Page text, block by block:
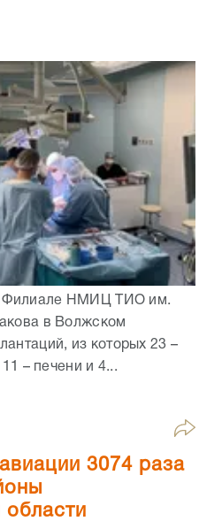
Филиале НМИЦ ТИО им.
в Волжском
из которых 23 –
– печени и 4...
3074 раза
области